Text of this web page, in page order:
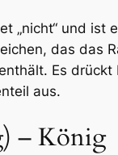
„nicht“ und ist
das das
Es drückt
aus.
– König